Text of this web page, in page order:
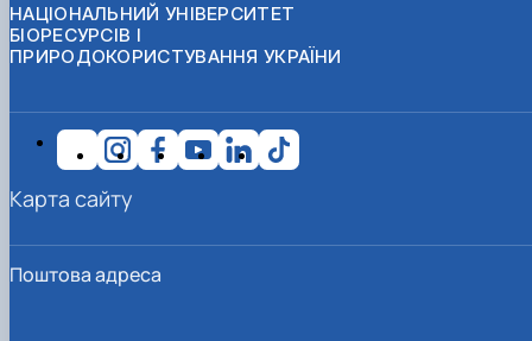
НАЦІОНАЛЬНИЙ УНІВЕРСИТЕТ
БІОРЕСУРСІВ І
ПРИРОДОКОРИСТУВАННЯ УКРАЇНИ
Поштова адреса
Карта сайту